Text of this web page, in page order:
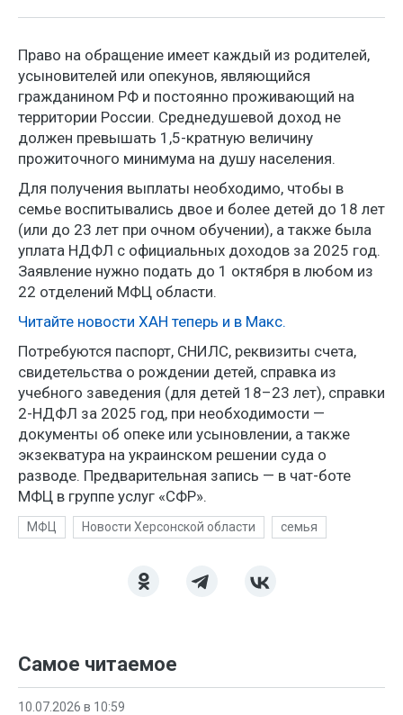
Право на обращение имеет каждый из родителей,
усыновителей или опекунов, являющийся
гражданином РФ и постоянно проживающий на
территории России. Среднедушевой доход не
должен превышать 1,5-кратную величину
прожиточного минимума на душу населения.
Для получения выплаты необходимо, чтобы в
семье воспитывались двое и более детей до 18 лет
(или до 23 лет при очном обучении), а также была
уплата НДФЛ с официальных доходов за 2025 год.
Заявление нужно подать до 1 октября в любом из
22 отделений МФЦ области.
Читайте новости ХАН теперь и в Макс.
Потребуются паспорт, СНИЛС, реквизиты счета,
свидетельства о рождении детей, справка из
учебного заведения (для детей 18–23 лет), справки
2-НДФЛ за 2025 год, при необходимости —
документы об опеке или усыновлении, а также
экзекватура на украинском решении суда о
разводе. Предварительная запись — в чат-боте
МФЦ в группе услуг «СФР».
МФЦ Новости Херсонской области семья
Самое читаемое
10.07.2026 в 10:59